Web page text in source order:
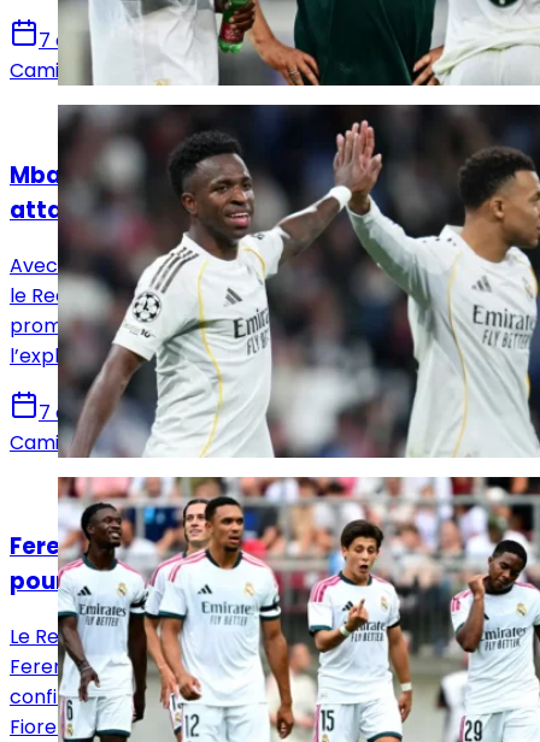
7 août 2026
Camille Santos
Actualités
Mbappé, Vinicius Jr, Diomandé : quelle
attaque pour le Real Madrid ?
Avec Vinicius Jr, Mbappé et désormais Yan Diomandé,
le Real Madrid dispose d’un trio offensif très
prometteur. Reste à voir comment José Mourinho
l’exploitera.
7 août 2026
Camille Santos
Actualités
Ferencváros – Real Madrid : la Casa Blanca
poursuit sa préparation à Budapest
Le Real Madrid poursuit sa préparation estivale face à
Ferencváros en Hongrie. Les Merengue veulent
confirmer leurs progrès après leur match nul contre la
Fiorentina.